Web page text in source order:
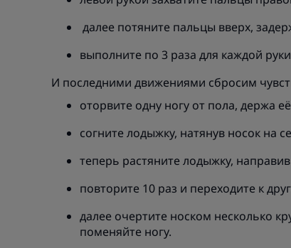
далее потяните пальцы вверх,
выполните по 3 раза для каждой
И последними движениями сбросим
оторвите одну ногу от пола, держа
согните лодыжку, натянув носок на
теперь растяните лодыжку,
повторите 10 раз и переходите к
далее очертите носком несколько
поменяйте ногу.